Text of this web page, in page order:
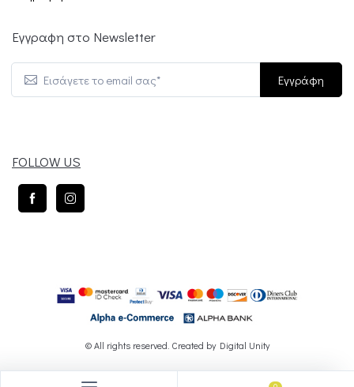
Εγγραφη στο Newsletter
Εγγράφη
FOLLOW US
© All rights reserved. Created by Digital Unity